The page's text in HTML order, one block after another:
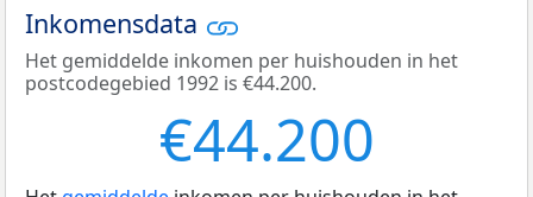
Inkomensdata
Het gemiddelde inkomen per huishouden in het
postcodegebied 1992 is €44.200.
€44.200